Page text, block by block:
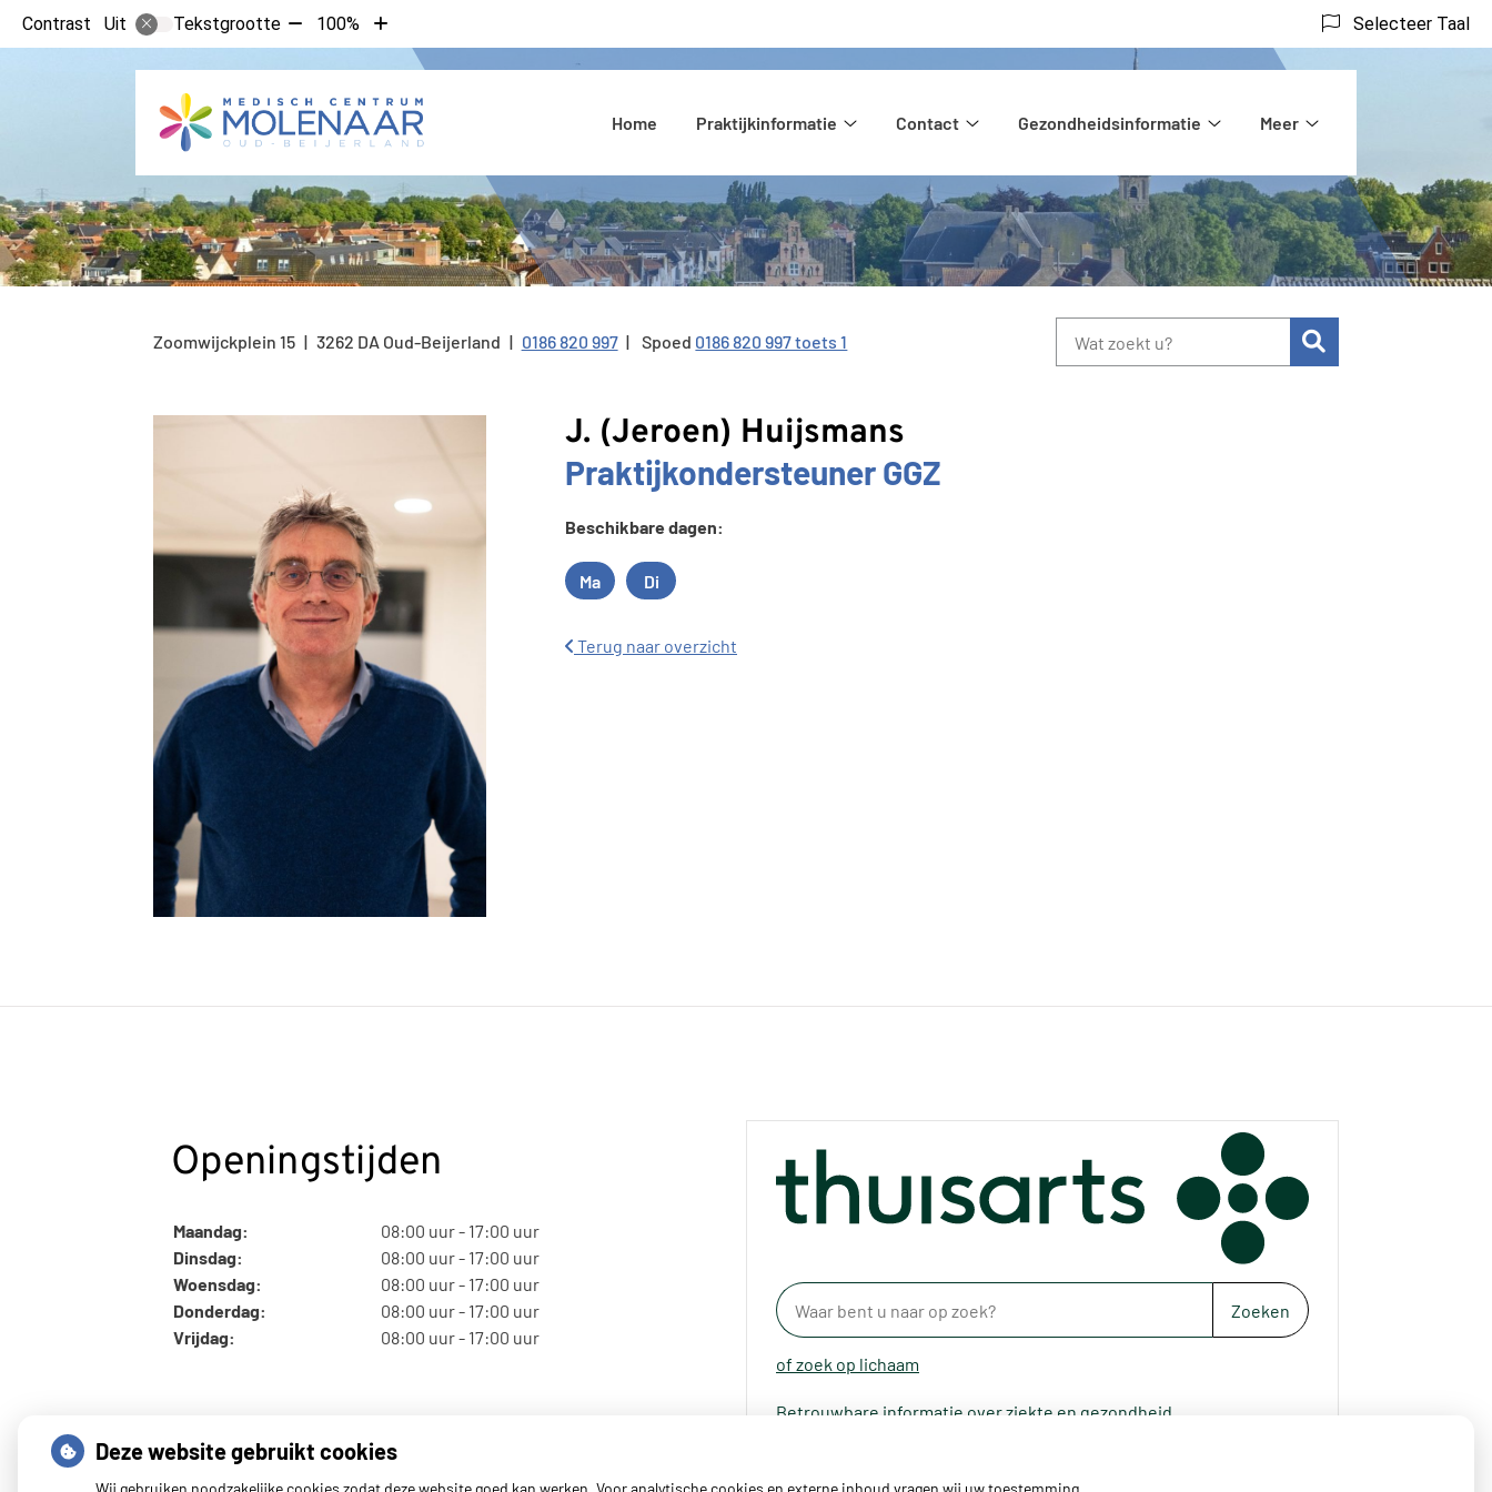
Contrast Uit Tekstgrootte Tekst
verkleinen
met
10%
100%
Tekst
vergroten
met
10%
Selecteer Taal
Home
Praktijkinformatie
Contact
Gezondheidsinformatie
Meer
Zoomwijckplein 15 3262 DA Oud-Beijerland Tel:
0186 820 997 Spoed 0186 820 997 toets 1
J. (Jeroen) Huijsmans
Praktijkondersteuner GGZ
Beschikbare dagen:
Maandag
Ma Dinsdag
Di
Terug naar overzicht
Openingstijden
Maandag:
08:00 uur - 17:00 uur
Dinsdag:
08:00 uur - 17:00 uur
Woensdag:
08:00 uur - 17:00 uur
Donderdag:
08:00 uur - 17:00 uur
Vrijdag:
08:00 uur - 17:00 uur
Zoeken
of zoek op lichaam
Betrouwbare informatie over ziekte en gezondheid
Deze website gebruikt cookies
Wij gebruiken noodzakelijke cookies zodat deze website goed kan werken. Voor analytische cookies en externe inhoud vragen wij uw toestemming.